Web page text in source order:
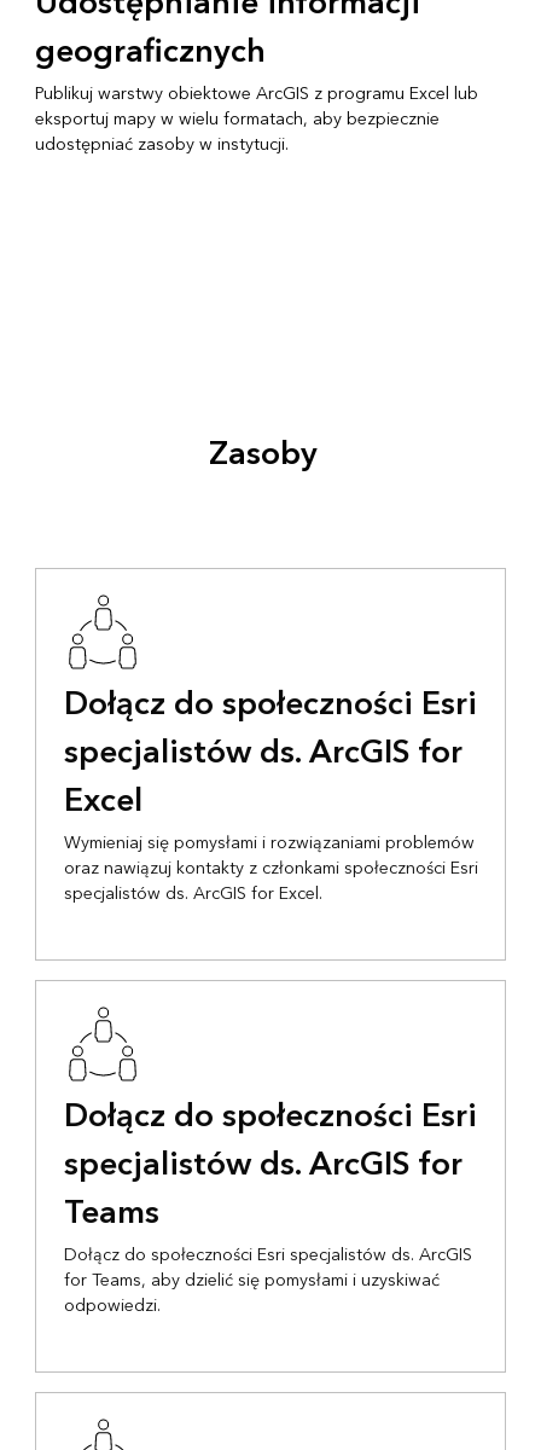
geograficznych
Publikuj warstwy obiektowe ArcGIS z programu Excel lub
eksportuj mapy w wielu formatach, aby bezpiecznie
udostępniać zasoby w instytucji.
Zasoby
Dołącz do społeczności Esri
specjalistów ds. ArcGIS for
Excel
Wymieniaj się pomysłami i rozwiązaniami problemów
oraz nawiązuj kontakty z członkami społeczności Esri
specjalistów ds. ArcGIS for Excel.
Dołącz do społeczności Esri
specjalistów ds. ArcGIS for
Teams
Dołącz do społeczności Esri specjalistów ds. ArcGIS
for Teams, aby dzielić się pomysłami i uzyskiwać
odpowiedzi.